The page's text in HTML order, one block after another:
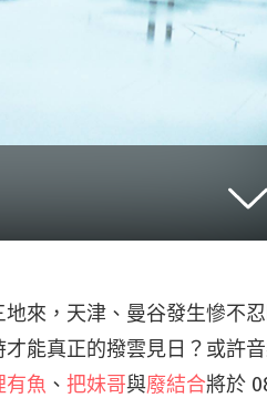
來，天津、曼谷發生慘不
能真正的撥雲見日？或許
有魚 、把妹哥與廢結合將於